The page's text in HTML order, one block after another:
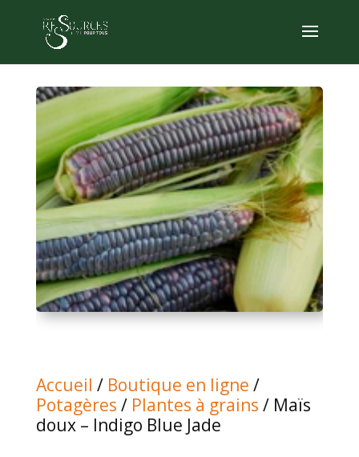
Accueil / Boutique en ligne /
Potagères / Plantes à grains / Maïs
doux – Indigo Blue Jade